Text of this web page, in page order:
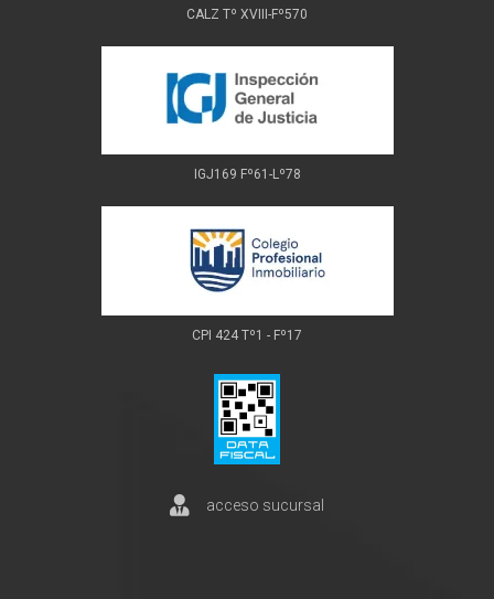
CALZ Tº XVIII-Fº570
IGJ169 Fº61-Lº78
CPI 424 Tº1 - Fº17
acceso sucursal